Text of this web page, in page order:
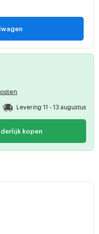
Levering 11 - 13 augustus
kopen